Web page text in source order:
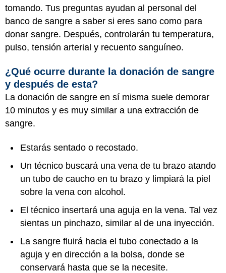
tomando. Tus preguntas ayudan al personal del
banco de sangre a saber si eres sano como para
donar sangre. Después, controlarán tu temperatura,
pulso, tensión arterial y recuento sanguíneo.
¿Qué ocurre durante la donación de sangre
y después de esta?
La donación de sangre en sí misma suele demorar
10 minutos y es muy similar a una extracción de
sangre.
Estarás sentado o recostado.
Un técnico buscará una vena de tu brazo atando
un tubo de caucho en tu brazo y limpiará la piel
sobre la vena con alcohol.
El técnico insertará una aguja en la vena. Tal vez
sientas un pinchazo, similar al de una inyección.
La sangre fluirá hacia el tubo conectado a la
aguja y en dirección a la bolsa, donde se
conservará hasta que se la necesite.